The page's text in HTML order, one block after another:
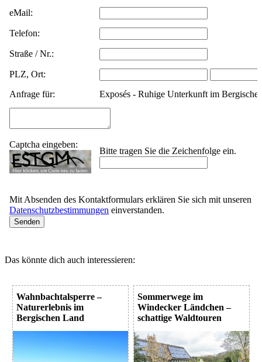
eMail:
Telefon:
Straße / Nr.:
PLZ, Ort:
Anfrage für:
Exposés - Ruhige Unterkunft im
Captcha eingeben:
Bitte tragen Sie die Zeichenfolge ein.
Mit Absenden des Kontaktformulars erklären Sie sich mit unseren
Datenschutzbestimmungen einverstanden.
Das könnte dich auch interessieren:
Wahnbachtalsperre –
Naturerlebnis im
Bergischen Land
Sommerwege im
Windecker Ländchen –
schattige Waldtouren